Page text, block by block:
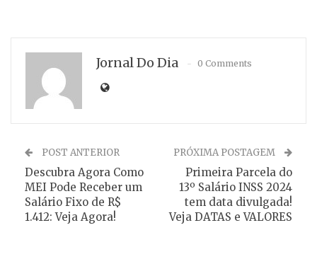
Jornal Do Dia 0 Comments
POST ANTERIOR
Descubra Agora Como
MEI Pode Receber um
Salário Fixo de R$
1.412: Veja Agora!
PRÓXIMA POSTAGEM
Primeira Parcela do
13º Salário INSS 2024
tem data divulgada!
Veja DATAS e VALORES